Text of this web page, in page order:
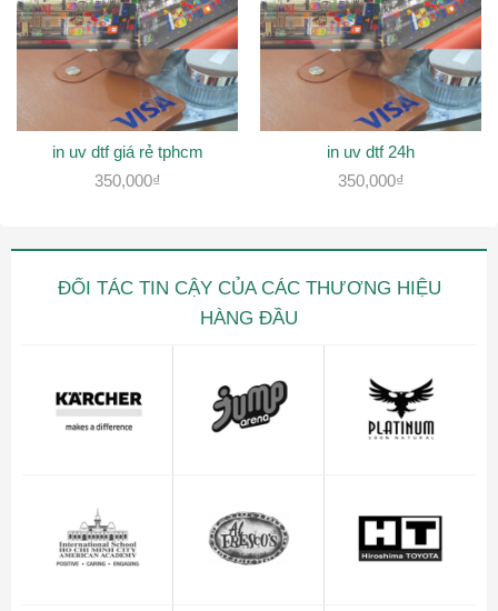
in uv dtf giá rẻ tphcm
350,000₫
in uv dtf 24h
350,000₫
ĐỐI TÁC TIN CẬY CỦA CÁC THƯƠNG HIỆU
HÀNG ĐẦU